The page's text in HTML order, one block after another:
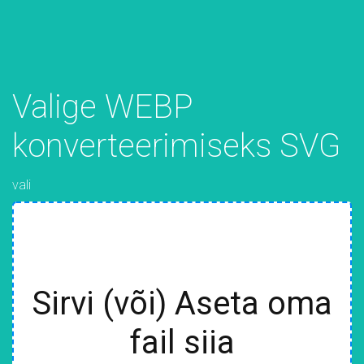
Valige WEBP
konverteerimiseks SVG
vali
Sirvi (või) Aseta oma
fail siia